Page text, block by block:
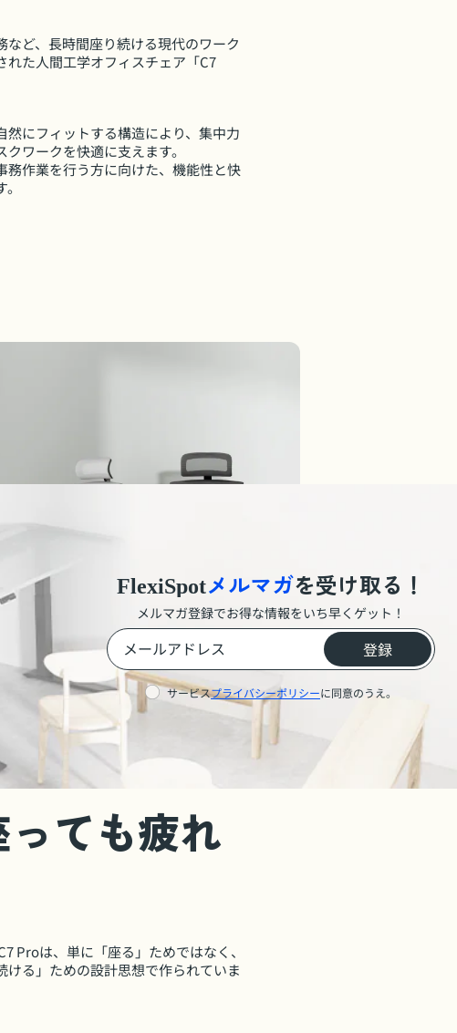
など、長時間座り続ける現代のワーク
れた人間工学オフィスチェア「C7
然にフィットする構造により、集中力
ワークを快適に支えます。
務作業を行う方に向けた、機能性と快
ても疲れ
Proは、単に「座る」ためではなく、
ける」ための設計思想で作られていま
FlexiSpotメルマガを受け取る！
メルマガ登録でお得な情報をいち早くゲット！
登録
サービスプライバシーポリシーに同意のうえ。